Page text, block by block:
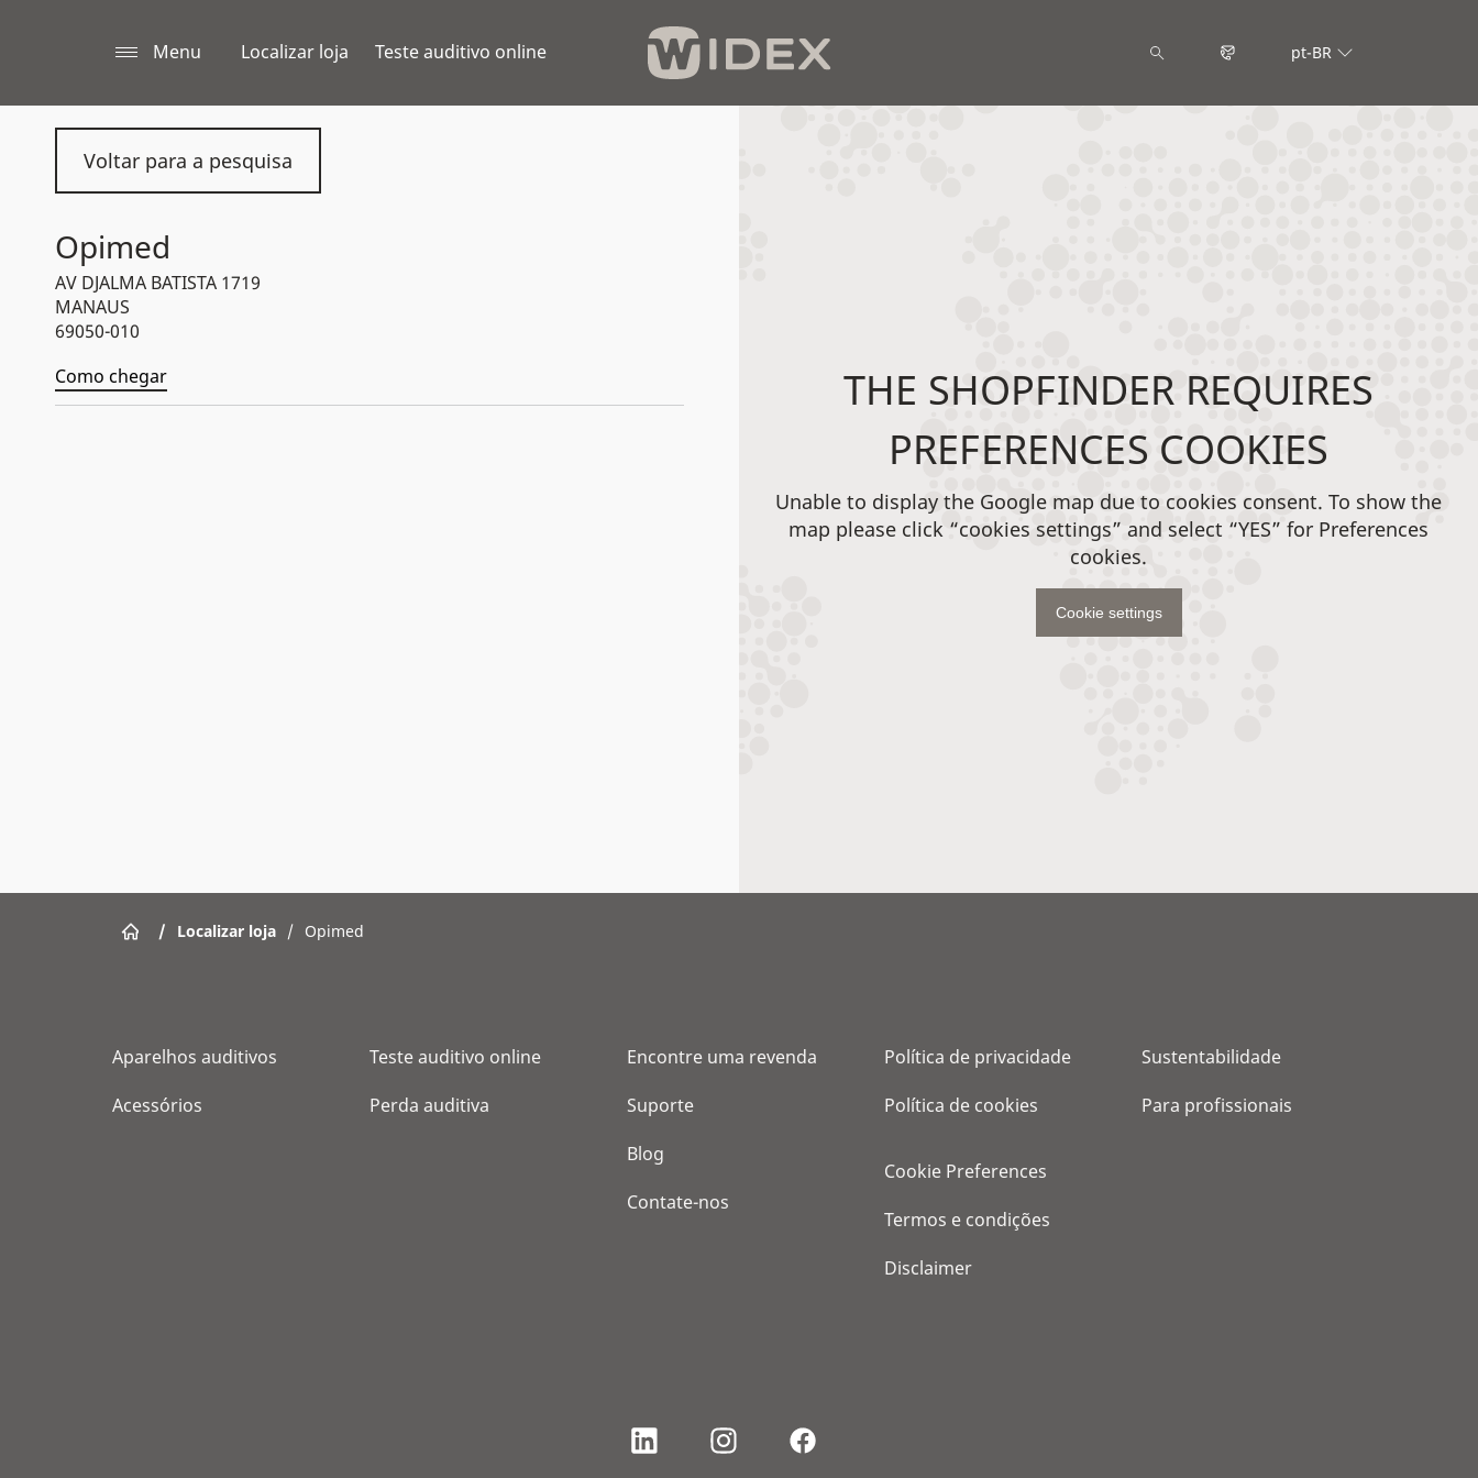
Menu Localizar loja Teste auditivo online pt-BR
Voltar para a pesquisa
Opimed
AV DJALMA BATISTA 1719
MANAUS
69050-010
Como chegar
THE SHOPFINDER REQUIRES
PREFERENCES COOKIES
Unable to display the Google map due to cookies consent. To show the
map please click “cookies settings” and select “YES” for Preferences
cookies.
Cookie settings
/ Localizar loja / Opimed
Aparelhos auditivos
Acessórios
Teste auditivo online
Perda auditiva
Encontre uma revenda
Suporte
Blog
Contate-nos
Política de privacidade
Política de cookies
Cookie Preferences
Termos e condições
Disclaimer
Sustentabilidade
Para profissionais